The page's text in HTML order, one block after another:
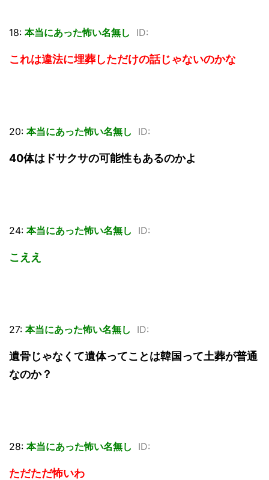
18: 本当にあった怖い名無し ID:
これは違法に埋葬しただけの話じゃないのかな
20: 本当にあった怖い名無し ID:
40体はドサクサの可能性もあるのかよ
24: 本当にあった怖い名無し ID:
こええ
27: 本当にあった怖い名無し ID:
遺骨じゃなくて遺体ってことは韓国って土葬が普通
なのか？
28: 本当にあった怖い名無し ID:
ただただ怖いわ